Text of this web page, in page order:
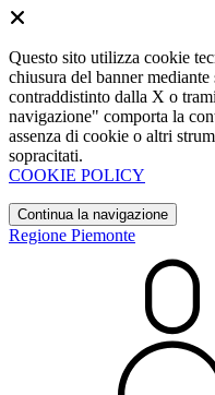
Questo sito utilizza cookie
chiusura del banner
contraddistinto dalla X o
navigazione" comporta la
assenza di cookie o altri
sopracitati.
COOKIE POLICY
Continua la navigazione
Regione Piemonte